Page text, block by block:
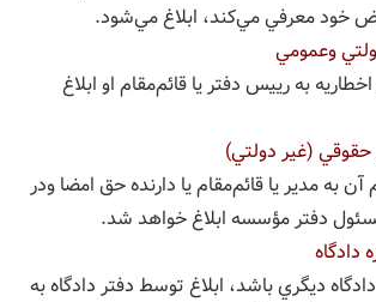
خود معرفي مي‌كند، ابلاغ مي‌شود.
به رییس دفتر يا قائم‌مقام او ابلاغ
به مدير يا قائم‌مقام یا دارنده حق امضا ودر
دفتر مؤسسه ابلاغ خواهد شد.
ديگري باشد، ابلاغ توسط دفتر دادگاه به